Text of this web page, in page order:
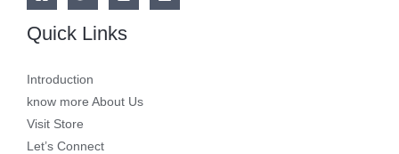
Quick Links
Introduction
know more About Us
Visit Store
Let’s Connect